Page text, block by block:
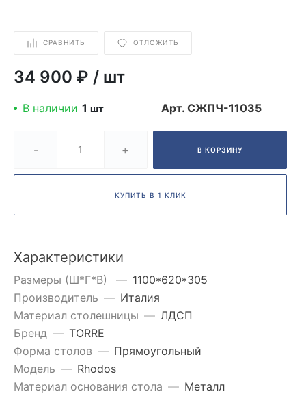
СРАВНИТЬ ОТЛОЖИТЬ
34 900 ₽ / шт
В наличии 1 шт Арт. СЖПЧ-11035
- + В КОРЗИНУ
КУПИТЬ В 1 КЛИК
Характеристики
Размеры (Ш*Г*В) — 1100*620*305
Производитель — Италия
Материал столешницы — ЛДСП
Бренд — TORRE
Форма столов — Прямоугольный
Модель — Rhodos
Материал основания стола — Металл